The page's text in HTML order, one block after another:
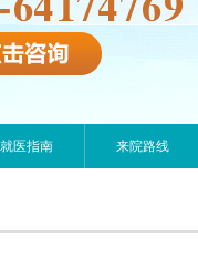
就医指南 来院路线